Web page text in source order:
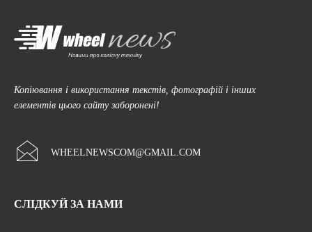
Копіювання і використання текстів, фотографій і інших
елементів цього сайту заборонені!
WHEELNEWSCOM@GMAIL.COM
СЛІДКУЙ ЗА НАМИ